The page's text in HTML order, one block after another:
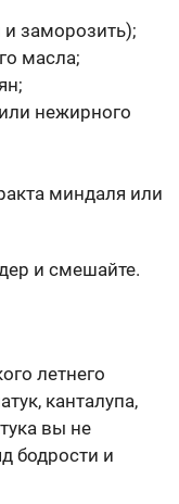
заморозить);
масла;
нежирного
миндаля или
и смешайте.
летнего
канталупа,
вы не
бодрости и